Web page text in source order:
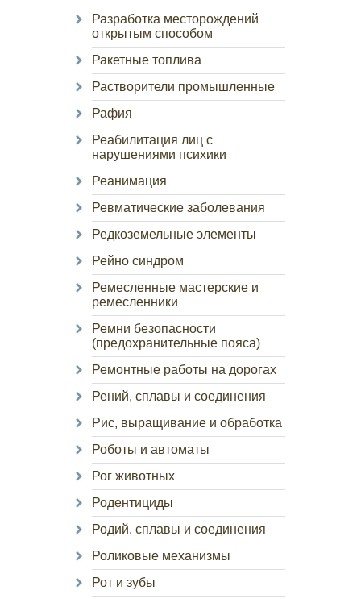
Разработка месторождений
открытым способом
Ракетные топлива
Растворители промышленные
Рафия
Реабилитация лиц с
нарушениями психики
Реанимация
Ревматические заболевания
Редкоземельные элементы
Рейно синдром
Ремесленные мастерские и
ремесленники
Ремни безопасности
(предохранительные пояса)
Ремонтные работы на дорогах
Рений, сплавы и соединения
Рис, выращивание и обработка
Роботы и автоматы
Рог животных
Родентициды
Родий, сплавы и соединения
Роликовые механизмы
Рот и зубы